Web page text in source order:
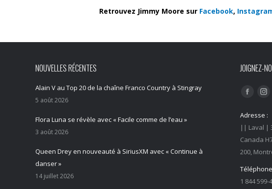
Retrouvez Jimmy Moore sur Facebook,
NOUVELLES RÉCENTES
Alain V au Top 20 de la chaîne Franco Country à Stingray
5 août 2026
Flora Luna se révèle avec « Facile comme de l’eau »
3 août 2026
Queen Drey en nouveauté à SiriusXM avec « Continue à
danser »
14 juillet 2026
JOIGNEZ-
Trouvez
Facebook
Adresse :
|| Laval |
Canada
200,
1 844 599-